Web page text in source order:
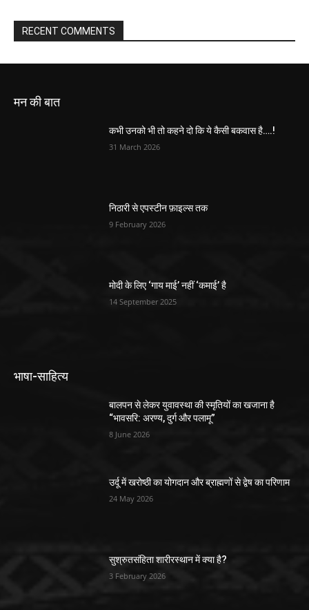
RECENT COMMENTS
मन की बात
कभी उनको भी तो कहने दो कि ये कैसी बकवास है….!
31 March 2026
निठारी से एपस्टीन फ़ाइल्स तक
9 February 2026
मोदी के लिए ‘गाय माई’ नहीं ‘कमाई’ है
14 September 2025
भाषा-साहित्य
बालपन से लेकर युवावस्था की स्मृतियों का खजाना है
“भावसरि: अरण्य, दुर्ग और पलामू”
8 June 2026
उर्दू में खरोष्ठी का योगदान और ब्राह्मणों से द्वेष का परिणाम
24 May 2026
सुश्रुतसंहिता शारीरस्थान में क्या है?
3 February 2026